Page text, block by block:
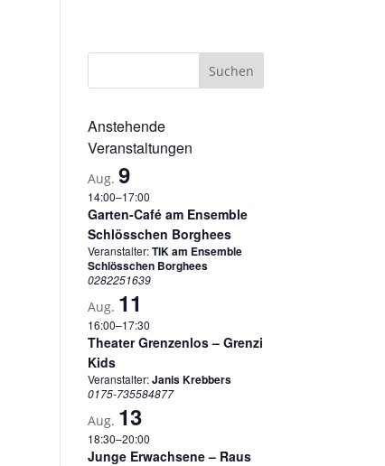
Anstehende
Veranstaltungen
Aug.9
14:00–17:00
Garten-Café am Ensemble
Schlösschen Borghees
Veranstalter:TIK am Ensemble
Schlösschen Borghees
0282251639
Aug. 11
16:00–17:30
Theater Grenzenlos – Grenzi
Kids
Veranstalter:Janis Krebbers
0175-735584877
Aug. 13
18:30–20:00
Junge Erwachsene – Raus